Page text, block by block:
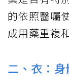
的依照醫囑
成用藥重複
二、衣：